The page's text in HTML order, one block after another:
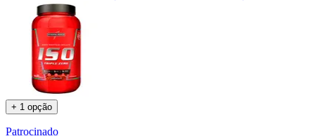
+ 1 opção
Patrocinado